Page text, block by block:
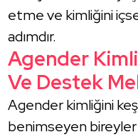
etme ve kimliğini
adımdır.
Agender
Ve Destek
Agender kimliğini
benimseyen bireyler